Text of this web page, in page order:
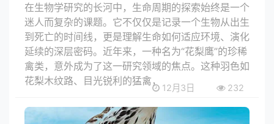
在生物学研究的长河中，生命周期的探索始终是一个
迷人而复杂的课题。它不仅仅是记录一个生物从出生
到死亡的时间线，更是理解生命如何适应环境、演化
延续的深层密码。近年来，一种名为“花梨鹰”的珍稀
禽类，意外成为了这一研究领域的焦点。这种羽色如
花梨木纹路、目光锐利的猛禽，
12月3日 232